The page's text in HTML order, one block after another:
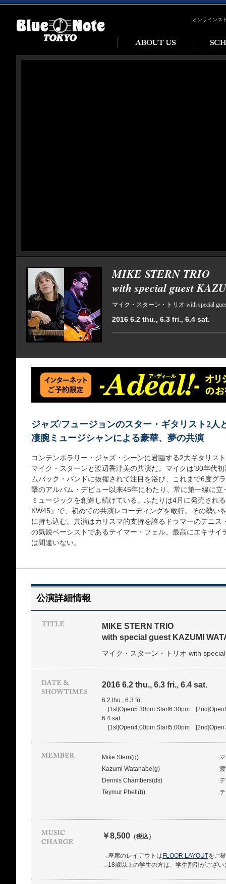
オンラインス
MIKE STERN TRIO
with special guest
マイク・スターン・トリオ with special
2016 6.2 thu., 6.3 fri., 6.4 sat.
ジャズ/フュージョンのスター・ギタリスト2人
凄腕ミュージシャンによる豪華、夢の共演
コンテンポラリー・ジャズ・シーンに君臨する2大ギタリス
マイク・スターンと渡辺香津美の共演だ。マイクは'80年代
ムバック・バンドに抜擢されて注目を浴び、これまで6度グ
撃のアルバム・デビュー以来45年にわたり、常に第一線に
ミュージックを創造し続けている。ふたりは4月に発売され
KW45』で、初めての共演レコーディングを敢行。その勢い
に持ち込む。共演はカリスマ的支持を誇るドラマーのデニ
の気鋭ベーシストであるテイマー・フェル。最高にエキサ
は間違いない。
公演詳細情報
MIKE STERN TRIO
with special guest KAZUMI
マイク・スターン・トリオ with
2016 6.2 thu., 6.3 fri., 6.4 sat.
6.2 thu., 6.3 fri.
[1st]Open5:30pm Start6:30pm
6.4 sat.
[1st]Open4:00pm Start5:00pm
Mike Stern(g)
Kazumi Watanabe(g)
Dennis Chambers(ds)
Teymur Phell(b)
￥8,500 （税込）
→座席のレイアウトは FLOOR LAYOUTをご
→18歳以上の学生の方は、学生割引がござい